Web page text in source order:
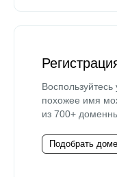
похожее имя
из 700+
Подобрать